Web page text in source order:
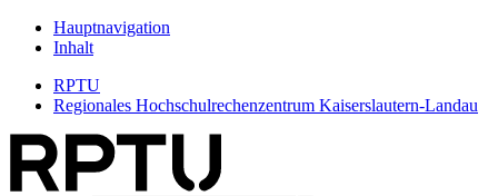
Hauptnavigation
Inhalt
RPTU
Regionales Hochschulrechenzentrum Kaiserslautern-Landau